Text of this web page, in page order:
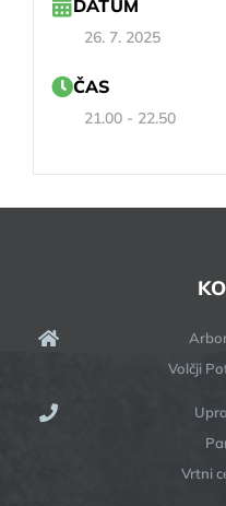
DATUM
26. 7. 2025
ČAS
21.00 - 22.50
Volčji
Vrtni